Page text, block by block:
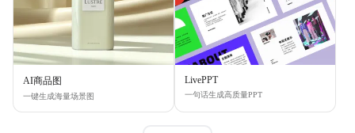
AI商品图
一键生成海量场景图
LivePPT
一句话生成高质量PPT